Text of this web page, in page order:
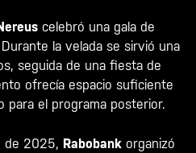
celebró una gala de
la velada se sirvió una
seguida de una fiesta de
ofrecía espacio suficiente
para el programa posterior.
de 2025, Rabobank organizó